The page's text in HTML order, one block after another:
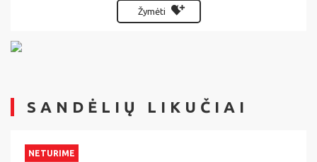
Žymėti
SANDĖLIŲ LIKUČIAI
NETURIME